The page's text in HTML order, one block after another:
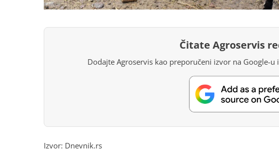
Čitate Agroservis
Dodajte Agroservis kao preporučeni izvor na Google-
Izvor: Dnevnik.rs